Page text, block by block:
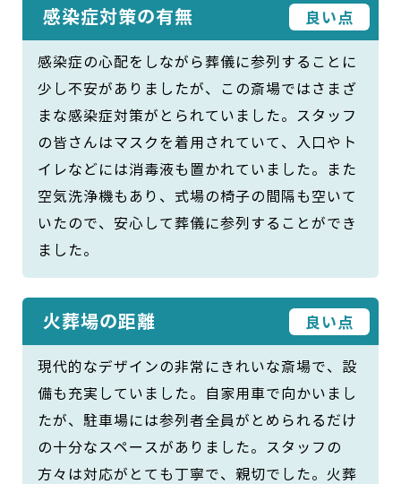
感染症対策の有無 良い点
感染症の心配をしながら葬儀に参列することに
少し不安がありましたが、この斎場ではさまざ
まな感染症対策がとられていました。スタッフ
の皆さんはマスクを着用されていて、入口やト
イレなどには消毒液も置かれていました。また
空気洗浄機もあり、式場の椅子の間隔も空いて
いたので、安心して葬儀に参列することができ
ました。
火葬場の距離 良い点
現代的なデザインの非常にきれいな斎場で、設
備も充実していました。自家用車で向かいまし
たが、駐車場には参列者全員がとめられるだけ
の十分なスペースがありました。スタッフの
方々は対応がとても丁寧で、親切でした。火葬